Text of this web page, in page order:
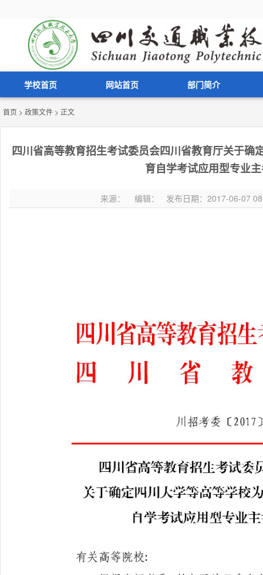
学校首页 网站首页 部门简介
首页 > 政策文件 > 正文
四川省高等教育招生考试委员会四川省教育厅关于确
育自学考试应用型专业
来源： 编辑： 发布日期：2017-06-07